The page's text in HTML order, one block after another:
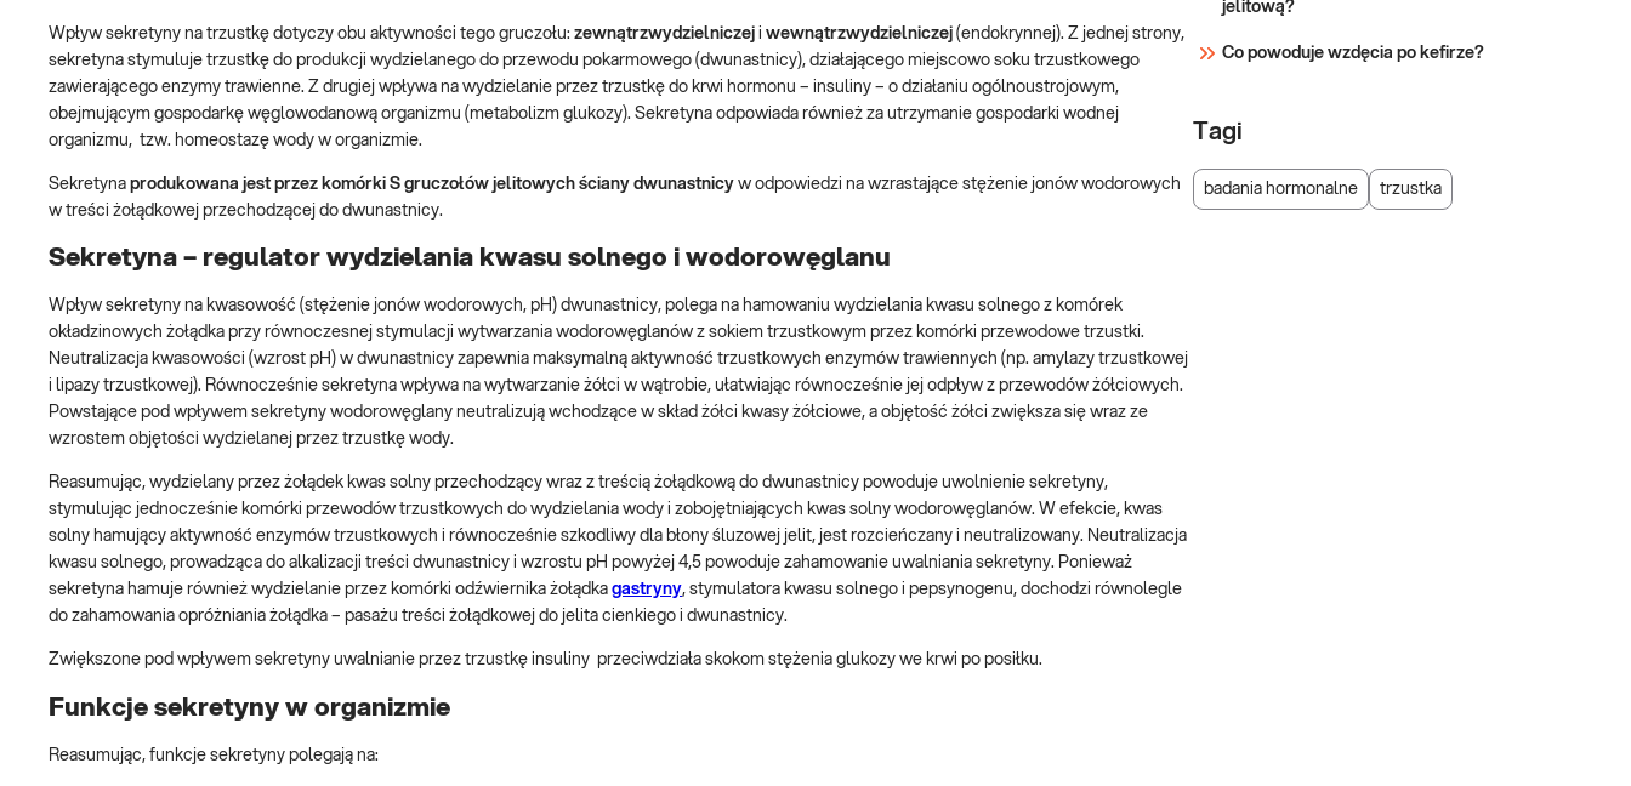
Wpływ sekretyny na trzustkę dotyczy obu aktywności tego gruczołu: zewnątrzwydzielniczej i wewnątrzwydzielniczej (endokrynnej). Z jednej strony,
sekretyna stymuluje trzustkę do produkcji wydzielanego do przewodu pokarmowego (dwunastnicy), działającego miejscowo soku trzustkowego
zawierającego enzymy trawienne. Z drugiej wpływa na wydzielanie przez trzustkę do krwi hormonu – insuliny – o działaniu ogólnoustrojowym,
obejmującym gospodarkę węglowodanową organizmu (metabolizm glukozy). Sekretyna odpowiada również za utrzymanie gospodarki wodnej
organizmu, tzw. homeostazę wody w organizmie.
Sekretyna produkowana jest przez komórki S gruczołów jelitowych ściany dwunastnicy w odpowiedzi na wzrastające stężenie jonów wodorowych
w treści żołądkowej przechodzącej do dwunastnicy.
Sekretyna – regulator wydzielania kwasu solnego i wodorowęglanu
Wpływ sekretyny na kwasowość (stężenie jonów wodorowych, pH) dwunastnicy, polega na hamowaniu wydzielania kwasu solnego z komórek
okładzinowych żołądka przy równoczesnej stymulacji wytwarzania wodorowęglanów z sokiem trzustkowym przez komórki przewodowe trzustki.
Neutralizacja kwasowości (wzrost pH) w dwunastnicy zapewnia maksymalną aktywność trzustkowych enzymów trawiennych (np. amylazy trzustkowej
i lipazy trzustkowej). Równocześnie sekretyna wpływa na wytwarzanie żółci w wątrobie, ułatwiając równocześnie jej odpływ z przewodów żółciowych.
Powstające pod wpływem sekretyny wodorowęglany neutralizują wchodzące w skład żółci kwasy żółciowe, a objętość żółci zwiększa się wraz ze
wzrostem objętości wydzielanej przez trzustkę wody.
Reasumując, wydzielany przez żołądek kwas solny przechodzący wraz z treścią żołądkową do dwunastnicy powoduje uwolnienie sekretyny,
stymulując jednocześnie komórki przewodów trzustkowych do wydzielania wody i zobojętniających kwas solny wodorowęglanów. W efekcie, kwas
solny hamujący aktywność enzymów trzustkowych i równocześnie szkodliwy dla błony śluzowej jelit, jest rozcieńczany i neutralizowany. Neutralizacja
kwasu solnego, prowadząca do alkalizacji treści dwunastnicy i wzrostu pH powyżej 4,5 powoduje zahamowanie uwalniania sekretyny. Ponieważ
sekretyna hamuje również wydzielanie przez komórki odźwiernika żołądka gastryny, stymulatora kwasu solnego i pepsynogenu, dochodzi równolegle
do zahamowania opróżniania żołądka – pasażu treści żołądkowej do jelita cienkiego i dwunastnicy.
Zwiększone pod wpływem sekretyny uwalnianie przez trzustkę insuliny przeciwdziała skokom stężenia glukozy we krwi po posiłku.
Funkcje sekretyny w organizmie
Reasumując, funkcje sekretyny polegają na:
jelitową?
Co powoduje wzdęcia po kefirze?
Tagi
badania hormonalne trzustka